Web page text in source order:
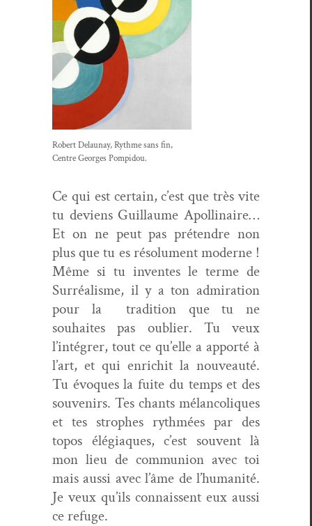
Robert Delau­nay, Rythme sans fin,
Cen­tre Georges Pompidou.
Ce qui est cer­tain, c’est que très vite
tu deviens Guil­laume Apol­li­naire…
Et on ne peut pas pré­ten­dre non
plus que tu es résol­u­ment mod­erne !
Même si tu inventes le terme de
Sur­réal­isme, il y a ton admi­ra­tion
pour la tra­di­tion que tu ne
souhaites pas oubli­er. Tu veux
l’intégrer, tout ce qu’elle a apporté à
l’art, et qui enri­chit la nou­veauté.
Tu évo­ques la fuite du temps et des
sou­venirs. Tes chants mélan­col­iques
et tes stro­phes ryth­mées par des
topos élé­giaques, c’est sou­vent là
mon lieu de com­mu­nion avec toi
mais aus­si avec l’âme de l’humanité.
Je veux qu’ils con­nais­sent eux aus­si
ce refuge.